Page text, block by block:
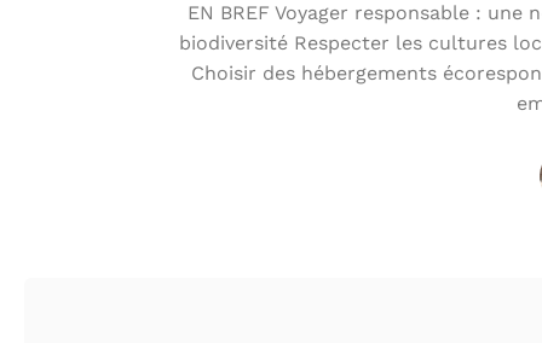
EN BREF Voyager responsable :
biodiversité Respecter les cultures
Choisir des hébergements